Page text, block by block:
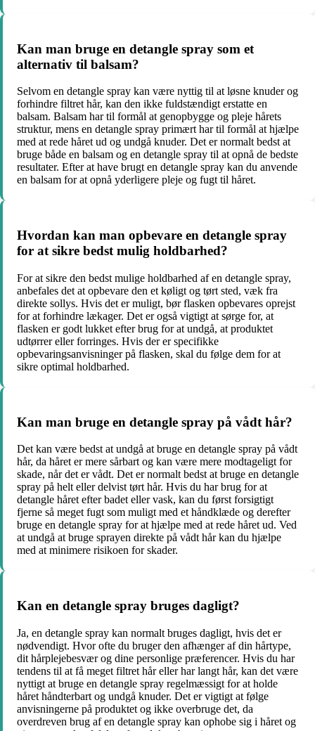
Kan man bruge en detangle spray som et
alternativ til balsam?
Selvom en detangle spray kan være nyttig til at løsne knuder og
forhindre filtret hår, kan den ikke fuldstændigt erstatte en
balsam. Balsam har til formål at genopbygge og pleje hårets
struktur, mens en detangle spray primært har til formål at hjælpe
med at rede håret ud og undgå knuder. Det er normalt bedst at
bruge både en balsam og en detangle spray til at opnå de bedste
resultater. Efter at have brugt en detangle spray kan du anvende
en balsam for at opnå yderligere pleje og fugt til håret.
Hvordan kan man opbevare en detangle spray
for at sikre bedst mulig holdbarhed?
For at sikre den bedst mulige holdbarhed af en detangle spray,
anbefales det at opbevare den et køligt og tørt sted, væk fra
direkte sollys. Hvis det er muligt, bør flasken opbevares oprejst
for at forhindre lækager. Det er også vigtigt at sørge for, at
flasken er godt lukket efter brug for at undgå, at produktet
udtørrer eller forringes. Hvis der er specifikke
opbevaringsanvisninger på flasken, skal du følge dem for at
sikre optimal holdbarhed.
Kan man bruge en detangle spray på vådt hår?
Det kan være bedst at undgå at bruge en detangle spray på vådt
hår, da håret er mere sårbart og kan være mere modtageligt for
skade, når det er vådt. Det er normalt bedst at bruge en detangle
spray på helt eller delvist tørt hår. Hvis du har brug for at
detangle håret efter badet eller vask, kan du først forsigtigt
fjerne så meget fugt som muligt med et håndklæde og derefter
bruge en detangle spray for at hjælpe med at rede håret ud. Ved
at undgå at bruge sprayen direkte på vådt hår kan du hjælpe
med at minimere risikoen for skader.
Kan en detangle spray bruges dagligt?
Ja, en detangle spray kan normalt bruges dagligt, hvis det er
nødvendigt. Hvor ofte du bruger den afhænger af din hårtype,
dit hårplejebesvær og dine personlige præferencer. Hvis du har
tendens til at få meget filtret hår eller har langt hår, kan det være
nyttigt at bruge en detangle spray regelmæssigt for at holde
håret håndterbart og undgå knuder. Det er vigtigt at følge
anvisningerne på produktet og ikke overbruge det, da
overdreven brug af en detangle spray kan ophobe sig i håret og